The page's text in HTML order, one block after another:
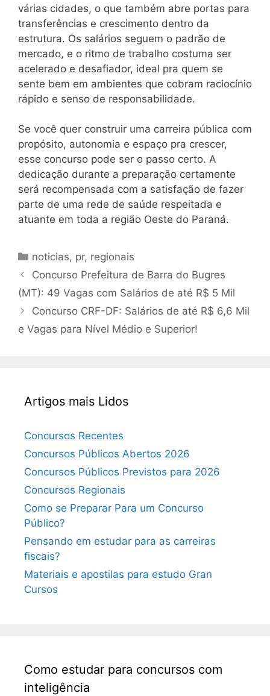
várias cidades, o que também abre portas para
transferências e crescimento dentro da
estrutura. Os salários seguem o padrão de
mercado, e o ritmo de trabalho costuma ser
acelerado e desafiador, ideal pra quem se
sente bem em ambientes que cobram raciocínio
rápido e senso de responsabilidade.
Se você quer construir uma carreira pública com
propósito, autonomia e espaço pra crescer,
esse concurso pode ser o passo certo. A
dedicação durante a preparação certamente
será recompensada com a satisfação de fazer
parte de uma rede de saúde respeitada e
atuante em toda a região Oeste do Paraná.
Categorias
noticias, pr, regionais
Concurso Prefeitura de Barra do Bugres
(MT): 49 Vagas com Salários de até R$ 5 Mil
Concurso CRF-DF: Salários de até R$ 6,6 Mil
e Vagas para Nível Médio e Superior!
Artigos mais Lidos
Concursos Recentes
Concursos Públicos Abertos 2026
Concursos Públicos Previstos para 2026
Concursos Regionais
Como se Preparar Para um Concurso
Público?
Pensando em estudar para as carreiras
fiscais?
Materiais e apostilas para estudo Gran
Cursos
Como estudar para concursos com
inteligência